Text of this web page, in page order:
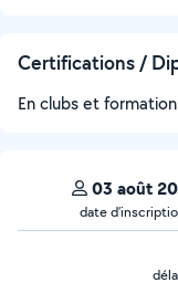
Certifications /
En clubs et
03 août
date